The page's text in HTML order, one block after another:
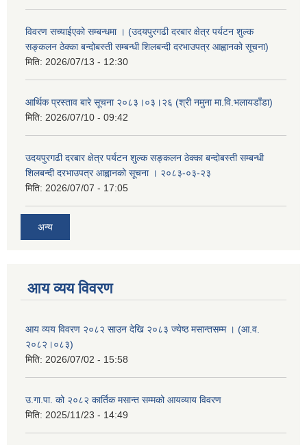
विवरण सच्याईएको सम्बन्धमा । (उदयपुरगढी दरबार क्षेत्र पर्यटन शुल्क
सङ्कलन ठेक्का बन्दोबस्ती सम्बन्धी शिलबन्दी दरभाउपत्र आह्वानको सूचना)
मिति: 2026/07/13 - 12:30
आर्थिक प्रस्ताव बारे सूचना २०८३।०३।२६ (श्री नमुना मा.वि.भलायडाँडा)
मिति: 2026/07/10 - 09:42
उदयपुरगढी दरबार क्षेत्र पर्यटन शुल्क सङ्कलन ठेक्का बन्दोबस्ती सम्बन्धी
शिलबन्दी दरभाउपत्र आह्वानको सूचना । २०८३-०३-२३
मिति: 2026/07/07 - 17:05
अन्य
आय व्यय विवरण
आय व्यय विवरण २०८२ साउन देखि २०८३ ज्येष्ठ मसान्तसम्म । (आ.व.
२०८२।०८३)
मिति: 2026/07/02 - 15:58
उ.गा.पा. को २०८२ कार्तिक मसान्त सम्मको आयव्याय विवरण
मिति: 2025/11/23 - 14:49